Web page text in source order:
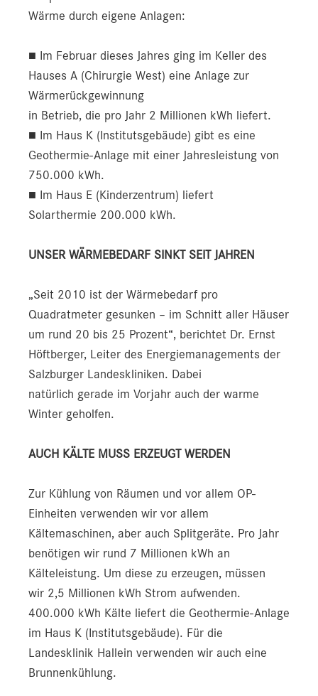
Wärme durch eigene Anlagen:
■ Im Februar dieses Jahres ging im Keller des
Hauses A (Chirurgie West) eine Anlage zur
Wärmerückgewinnung
in Betrieb, die pro Jahr 2 Millionen kWh liefert.
■ Im Haus K (Institutsgebäude) gibt es eine
Geothermie-Anlage mit einer Jahresleistung von
750.000 kWh.
■ Im Haus E (Kinderzentrum) liefert
Solarthermie 200.000 kWh.
UNSER WÄRMEBEDARF SINKT SEIT JAHREN
„Seit 2010 ist der Wärmebedarf pro
Quadratmeter gesunken – im Schnitt aller Häuser
um rund 20 bis 25 Prozent“, berichtet Dr. Ernst
Höftberger, Leiter des Energiemanagements der
Salzburger Landeskliniken. Dabei
natürlich gerade im Vorjahr auch der warme
Winter geholfen.
AUCH KÄLTE MUSS ERZEUGT WERDEN
Zur Kühlung von Räumen und vor allem OP-
Einheiten verwenden wir vor allem
Kältemaschinen, aber auch Splitgeräte. Pro Jahr
benötigen wir rund 7 Millionen kWh an
Kälteleistung. Um diese zu erzeugen, müssen
wir 2,5 Millionen kWh Strom aufwenden.
400.000 kWh Kälte liefert die Geothermie-Anlage
im Haus K (Institutsgebäude). Für die
Landesklinik Hallein verwenden wir auch eine
Brunnenkühlung.